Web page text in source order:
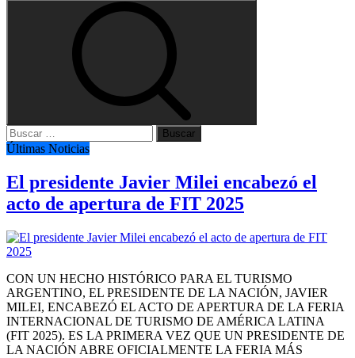
Buscar:
Últimas Noticias
El presidente Javier Milei encabezó el
acto de apertura de FIT 2025
CON UN HECHO HISTÓRICO PARA EL TURISMO
ARGENTINO, EL PRESIDENTE DE LA NACIÓN, JAVIER
MILEI, ENCABEZÓ EL ACTO DE APERTURA DE LA FERIA
INTERNACIONAL DE TURISMO DE AMÉRICA LATINA
(FIT 2025). ES LA PRIMERA VEZ QUE UN PRESIDENTE DE
LA NACIÓN ABRE OFICIALMENTE LA FERIA MÁS